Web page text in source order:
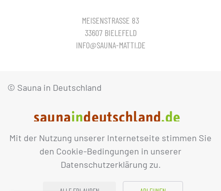
Mit der Nutzung unserer Internetseite stimmen Sie
den Cookie-Bedingungen in unserer
Datenschutzerklärung zu.
MEISENSTRASSE 83
33607 BIELEFELD
INFO@SAUNA-MATTI.DE
© Sauna in Deutschland
IMPRESSUM DATENSCHUTZ